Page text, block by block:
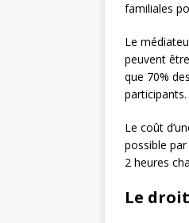
familiales
Le
peuvent
que 70%
participants.
Le coût
possible
2 heures
Le